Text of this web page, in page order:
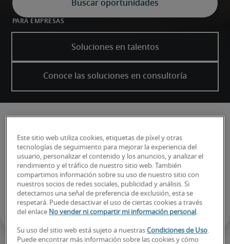
Buscar oportunidades
Para empresas
Soluciones en talentos
Conoce las soluciones en consultoría
Este sitio web utiliza cookies, etiquetas de píxel y otras
tecnologías de seguimiento para mejorar la experiencia del
usuario, personalizar el contenido y los anuncios, y analizar el
rendimiento y el tráfico de nuestro sitio web. También
compartimos información sobre su uso de nuestro sitio con
nuestros socios de redes sociales, publicidad y análisis. Si
detectamos una señal de preferencia de exclusión, esta se
respetará. Puede desactivar el uso de ciertas cookies a través
del enlace No vender ni compartir mi información personal.
Su uso del sitio web está sujeto a nuestrasCondiciones de Uso.
Puede encontrar más información sobre las cookies y cómo